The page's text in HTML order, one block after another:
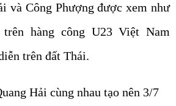
và Công Phượng được xem như
hàng công U23 Việt Nam
trên đất Thái.
Hải cùng nhau tạo nên 3/7